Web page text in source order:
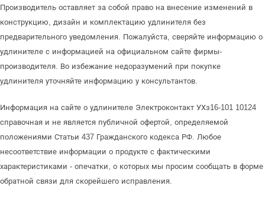
Производитель оставляет за собой право на внесение изменений в
конструкцию, дизайн и комплектацию удлинителя без
предварительного уведомления. Пожалуйста, сверяйте информацию о
удлинителе с информацией на официальном сайте фирмы-
производителя. Во избежание недоразумений при покупке
удлинителя уточняйте информацию у консультантов.
Информация на сайте о удлинителе Электроконтакт УХз16-101 10124
справочная и не является публичной офертой, определяемой
положениями Статьи 437 Гражданского кодекса РФ. Любое
несоответствие информации о продукте с фактическими
характеристиками - опечатки, о которых мы просим сообщать в форме
обратной связи для скорейшего исправления.